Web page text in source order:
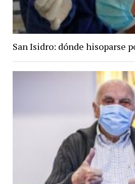
San Isidro: dónde hisoparse